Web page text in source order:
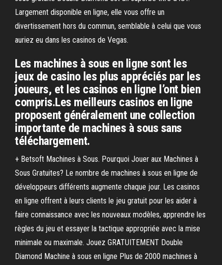
Largement disponible en ligne, elle vous offre un
divertissement hors du commun, semblable à celui que vous
auriez eu dans les casinos de Vegas.
Les machines à sous en ligne sont les
jeux de casino les plus appréciés par les
joueurs, et les casinos en ligne l’ont bien
compris.Les meilleurs casinos en ligne
proposent généralement une collection
importante de machines à sous sans
téléchargement.
+ Betsoft Machines à Sous. Pourquoi Jouer aux Machines à
Sous Gratuites? Le nombre de machines à sous en ligne de
développeurs différents augmente chaque jour. Les casinos
en ligne offrent à leurs clients le jeu gratuit pour les aider à
faire connaissance avec les nouveaux modèles, apprendre les
règles du jeu et essayer la tactique appropriée avec la mise
minimale ou maximale. Jouez GRATUITEMENT Double
Diamond Machine à sous en ligne Plus de 2000 machines à